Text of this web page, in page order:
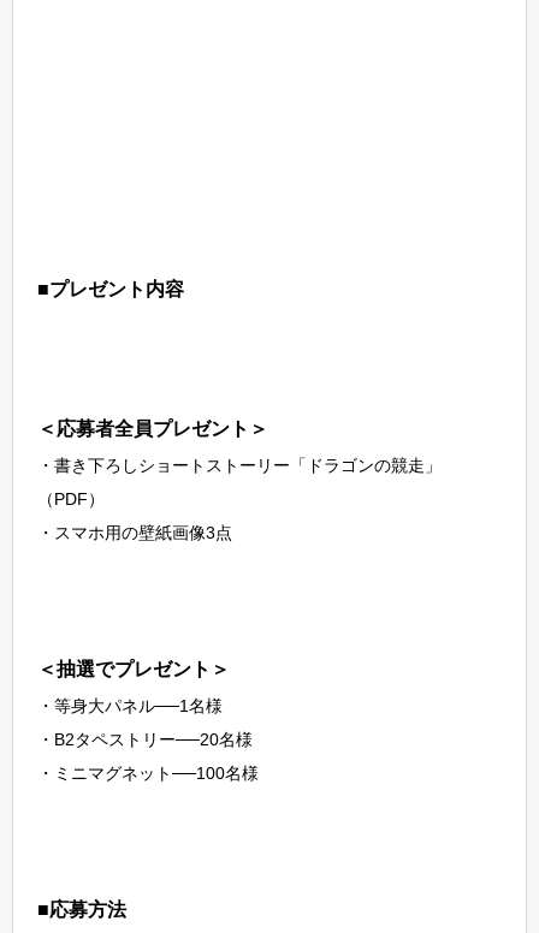
■プレゼント内容
＜応募者全員プレゼント＞
・書き下ろしショートストーリー「ドラゴンの競走」
（PDF）
・スマホ用の壁紙画像3点
＜抽選でプレゼント＞
・等身大パネル──1名様
・B2タペストリー──20名様
・ミニマグネット──100名様
■応募方法